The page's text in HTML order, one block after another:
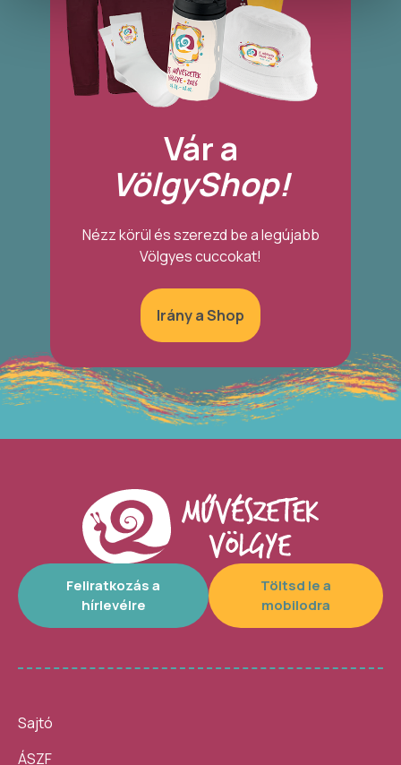
Vár a
VölgyShop!
Nézz körül és szerezd be a legújabb
Völgyes cuccokat!
Irány a Shop
Feliratkozás a
hírlevélre
Töltsd le a
mobilodra
Sajtó
ÁSZF